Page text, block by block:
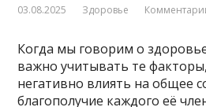
03.08.2025 Здоровье
Когда мы говорим о
важно учитывать те
негативно влиять на общее
благополучие каждого её